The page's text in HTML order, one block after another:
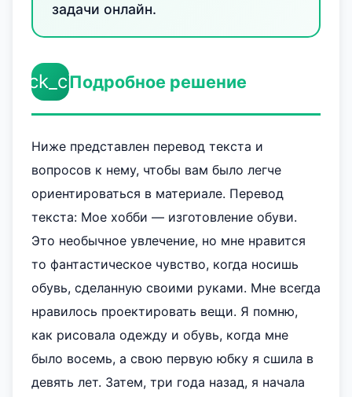
задачи онлайн.
Подробное решение
Ниже представлен перевод текста и
вопросов к нему, чтобы вам было легче
ориентироваться в материале. Перевод
текста: Мое хобби — изготовление обуви.
Это необычное увлечение, но мне нравится
то фантастическое чувство, когда носишь
обувь, сделанную своими руками. Мне всегда
нравилось проектировать вещи. Я помню,
как рисовала одежду и обувь, когда мне
было восемь, а свою первую юбку я сшила в
девять лет. Затем, три года назад, я начала